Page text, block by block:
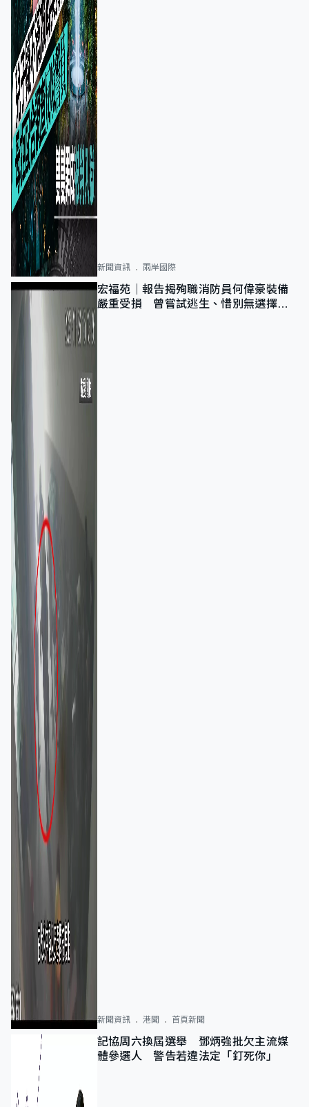
新聞資訊 兩岸國際
宏福苑｜報告揭殉職消防員何偉豪裝備
嚴重受損 曾嘗試逃生、惜別無選擇下
新聞資訊 港聞 首頁新聞
記協周六換屆選舉 鄧炳強批欠主流媒
體參選人 警告若違法定「釘死你」